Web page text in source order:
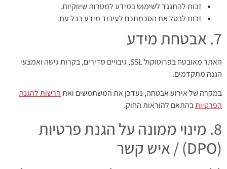
זכות להתנגד לשימוש במידע למטרות שיווקיות.
זכות לבטל את הסכמתכם לעיבוד מידע בכל עת.
7. אבטחת מידע
האתר מאובטח בפרוטוקול SSL, גיבויים סדירים, בקרות גישה ואמצעי
הגנה מתקדמים.
במקרה של אירוע אבטחה, נעדכן את המשתמשים ואתהרשות להגנת
הפרטיותבהתאם להוראות החוק.
8. מינוי ממונה על הגנת פרטיות
(DPO) / איש קשר